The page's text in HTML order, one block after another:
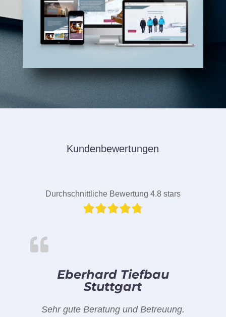
Kundenbewertungen
Durchschnittliche Bewertung 4.8 stars
Eberhard Tiefbau
Stuttgart
Sehr gute Beratung und Betreuung.